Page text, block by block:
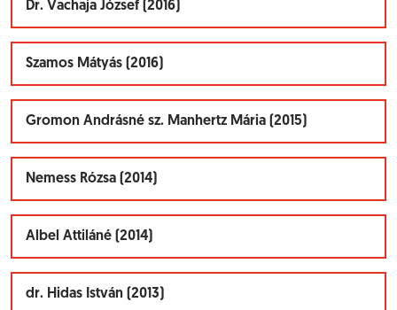
Dr. Vachaja József (2016)
Szamos Mátyás (2016)
Gromon Andrásné sz. Manhertz Mária (2015)
Nemess Rózsa (2014)
Albel Attiláné (2014)
dr. Hidas István (2013)